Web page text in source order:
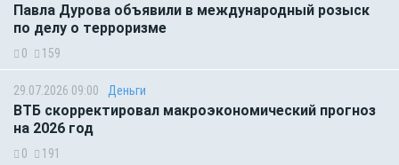
Павла Дурова объявили в международный розыск
по делу о терроризме
0 159
29.07.2026 09:00 Деньги
ВТБ скорректировал макроэкономический прогноз
на 2026 год
0 191